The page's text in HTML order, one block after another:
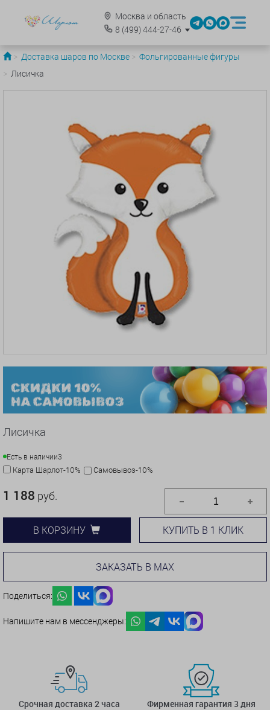
Москва и область
8 (499)444-27-46
Доставка шаров по Москве
Фольгированные фигуры
Лисичка
Лисичка
Есть в наличии3
Карта Шарлот-10% Самовывоз-10%
1 188 руб.
В КОРЗИНУ КУПИТЬ В 1 КЛИК
ЗАКАЗАТЬ В MAX
Поделиться:
Напишите нам в мессенджеры:
Срочная доставка 2 часа
Фирменная гарантия 3 дня